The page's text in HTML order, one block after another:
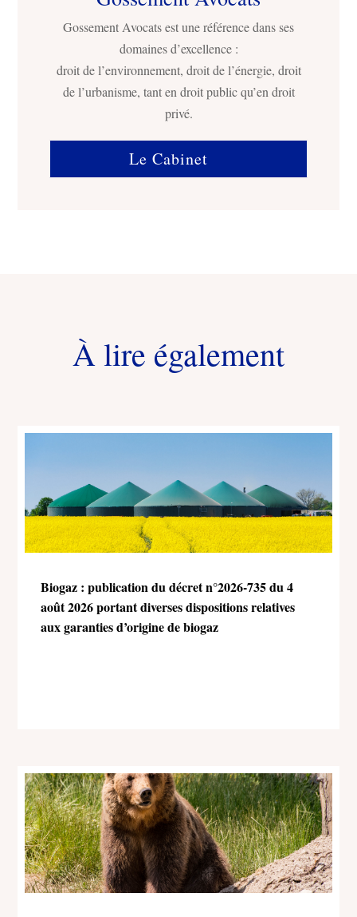
Gossement Avocats est une référence dans ses
domaines d’excellence :
droit de l’environnement, droit de l’énergie, droit
de l’urbanisme, tant en droit public qu’en droit
privé.
Le Cabinet
À lire également
Biogaz : publication du décret n°2026-735 du 4
août 2026 portant diverses dispositions relatives
aux garanties d’origine de biogaz